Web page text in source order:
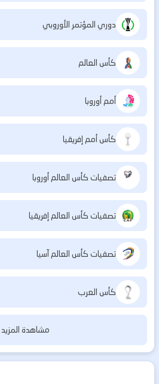
دوري المؤتمر الأوروبي
كأس العالم
أمم أوروبا
كأس أمم إفريقيا
تصفيات كأس العالم أوروبا
تصفيات كأس العالم إفريقيا
تصفيات كأس العالم آسيا
كأس العرب
مشاهدة المزيد